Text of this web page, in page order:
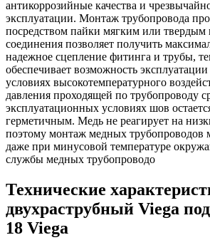
антикоррозийные качества и
эксплуатации. Монтаж трубопровода
посредством пайки мягким или
соединения позволяет получить
надежное сцепление фитинга и трубы,
обеспечивает возможность
условиях высокотемпературного
давления проходящей по трубопроводу
эксплуатационных условиях шов
герметичным. Медь не реагирует на
поэтому монтаж медных трубопроводов
даже при минусовой температуре
службы медных трубопроводо
Технические
двухраструбный Viega
18 Viega